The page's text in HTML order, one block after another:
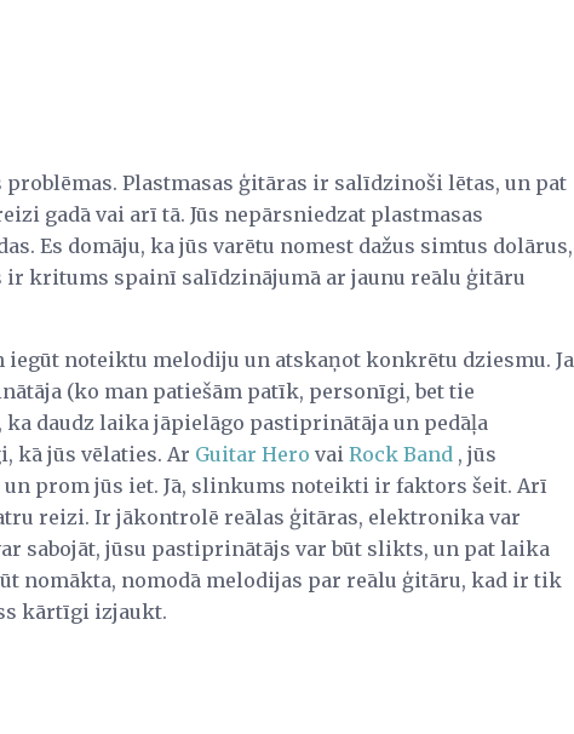
problēmas. Plastmasas ģitāras ir salīdzinoši lētas, un pat
gadā vai arī tā. Jūs nepārsniedzat plastmasas
Es domāju, ka jūs varētu nomest dažus simtus dolārus,
ir kritums spainī salīdzinājumā ar jaunu reālu ģitāru
noteiktu melodiju un atskaņot konkrētu dziesmu. Ja
(ko man patiešām patīk, personīgi, bet tie
daudz laika jāpielāgo pastiprinātāja un pedāļa
kā jūs vēlaties. Ar Guitar Hero vai Rock Band , jūs
prom jūs iet. Jā, slinkums noteikti ir faktors šeit. Arī
reizi. Ir jākontrolē reālas ģitāras, elektronika var
sabojāt, jūsu pastiprinātājs var būt slikts, un pat laika
nomākta, nomodā melodijas par reālu ģitāru, kad ir tik
kārtīgi izjaukt.